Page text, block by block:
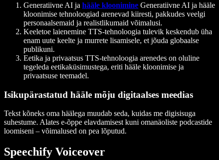
Generatiivne AI ja hääle kloonimine Generatiivne AI ja hääle
kloonimise tehnoloogiad arenevad kiiresti, pakkudes veelgi
personaalsemaid ja realistlikumaid võimalusi.
Keeletoe laienemine TTS-tehnoloogia tulevik keskendub üha
enam uute keelte ja murrete lisamisele, et jõuda globaalse
publikuni.
Eetika ja privaatsus TTS-tehnoloogia arenedes on oluline
tegeleda eetikaküsimustega, eriti hääle kloonimise ja
privaatsuse teemadel.
Isikupärastatud hääle mõju digitaalses meedias
Tekst kõneks oma häälega muudab seda, kuidas me digisisuga
suhestume. Alates e-õppe elavdamisest kuni omanäoliste podcastide
loomiseni – võimalused on pea lõputud.
Speechify Voiceover